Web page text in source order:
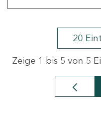
20
Zeige 1 bis 5 von 5